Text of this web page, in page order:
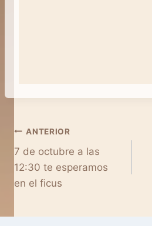
Navegación
de
entradas
ANTERIOR
7 de octubre a las
12:30 te esperamos